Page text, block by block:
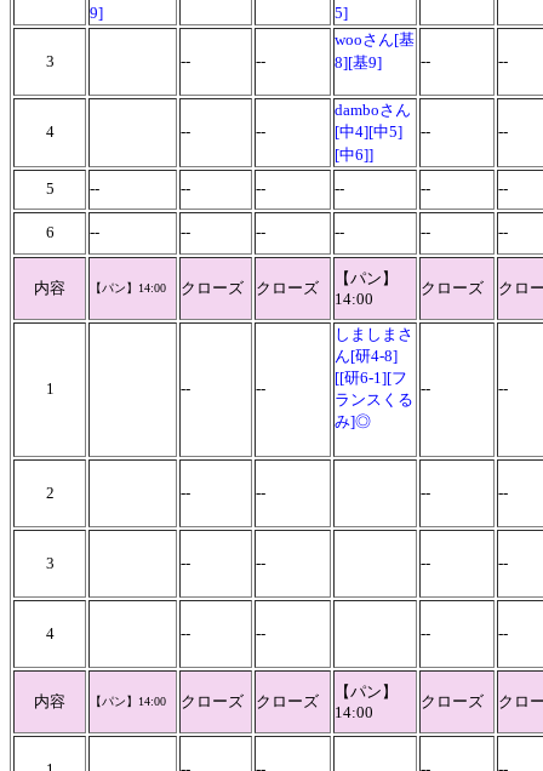
9]
5]
3 -- --
wooさん[基
8][基9]
-- --
4 -- --
damboさん
[中4][中5]
[中6]]
-- --
5 -- -- -- -- -- --
6 -- -- -- -- -- --
内容 【パン】 14:00 クローズ クローズ
【パン】
14:00
クローズ クロ
1 -- --
しましまさ
ん[研4-8]
[[研6-1][フ
ランスくる
み]◎
-- --
2 -- -- -- --
3 -- -- -- --
4 -- -- -- --
内容 【パン】 14:00 クローズ クローズ
【パン】
14:00
クローズ クロ